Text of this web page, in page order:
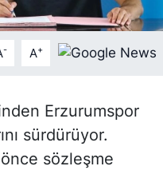
- A+
Erzurumspor
sürdürüyor.
sözleşme